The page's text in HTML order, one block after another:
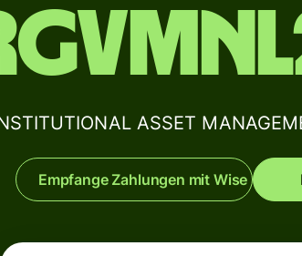
ASSET
Empfange Zahlungen mit Wise